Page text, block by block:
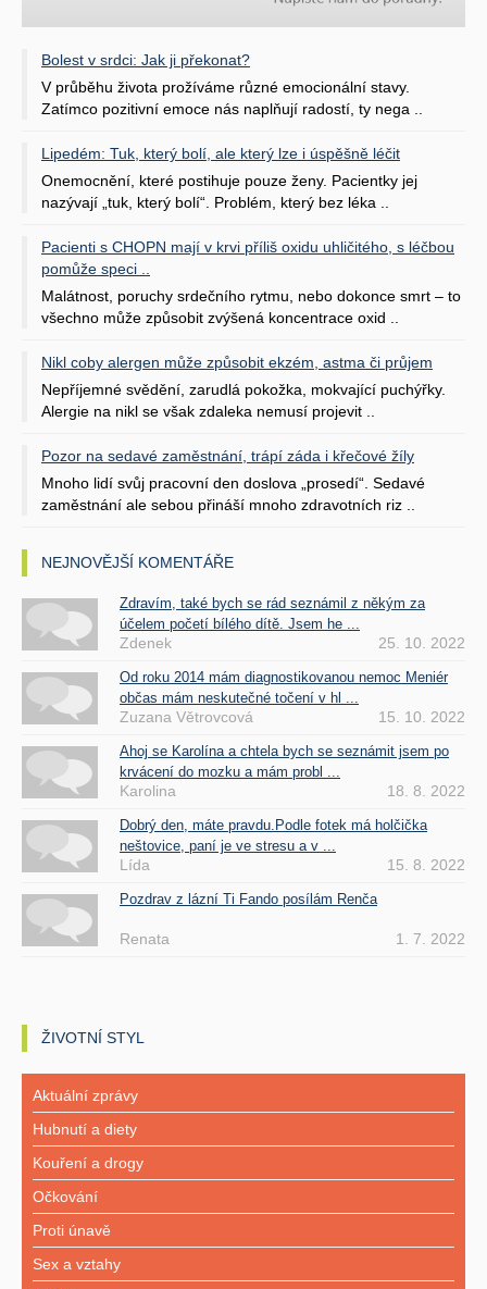
Bolest v srdci: Jak ji překonat?
V průběhu života prožíváme různé emocionální stavy.
Zatímco pozitivní emoce nás naplňují radostí, ty nega ..
Lipedém: Tuk, který bolí, ale který lze i úspěšně léčit
Onemocnění, které postihuje pouze ženy. Pacientky jej
nazývají „tuk, který bolí“. Problém, který bez léka ..
Pacienti s CHOPN mají v krvi příliš oxidu uhličitého, s léčbou
pomůže speci ..
Malátnost, poruchy srdečního rytmu, nebo dokonce smrt – to
všechno může způsobit zvýšená koncentrace oxid ..
Nikl coby alergen může způsobit ekzém, astma či průjem
Nepříjemné svědění, zarudlá pokožka, mokvající puchýřky.
Alergie na nikl se však zdaleka nemusí projevit ..
Pozor na sedavé zaměstnání, trápí záda i křečové žíly
Mnoho lidí svůj pracovní den doslova „prosedí“. Sedavé
zaměstnání ale sebou přináší mnoho zdravotních riz ..
NEJNOVĚJŠÍ KOMENTÁŘE
Zdravím, také bych se rád seznámil z někým za
účelem početí bílého dítě. Jsem he ...
Zdenek 25. 10. 2022
Od roku 2014 mám diagnostikovanou nemoc Meniér
občas mám neskutečné točení v hl ...
Zuzana Větrovcová 15. 10. 2022
Ahoj se Karolína a chtela bych se seznámit jsem po
krvácení do mozku a mám probl ...
Karolina 18. 8. 2022
Dobrý den, máte pravdu.Podle fotek má holčička
neštovice, paní je ve stresu a v ...
Lída 15. 8. 2022
Pozdrav z lázní Ti Fando posílám Renča
Renata 1. 7. 2022
ŽIVOTNÍ STYL
Aktuální zprávy
Hubnutí a diety
Kouření a drogy
Očkování
Proti únavě
Sex a vztahy